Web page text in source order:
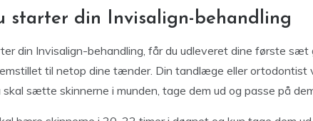
starter din Invisalign-behandling
din Invisalign-behandling, får du udleveret dine første sæt
til netop dine tænder. Din tandlæge eller ortodontist
skal sætte skinnerne i munden, tage dem ud og passe på